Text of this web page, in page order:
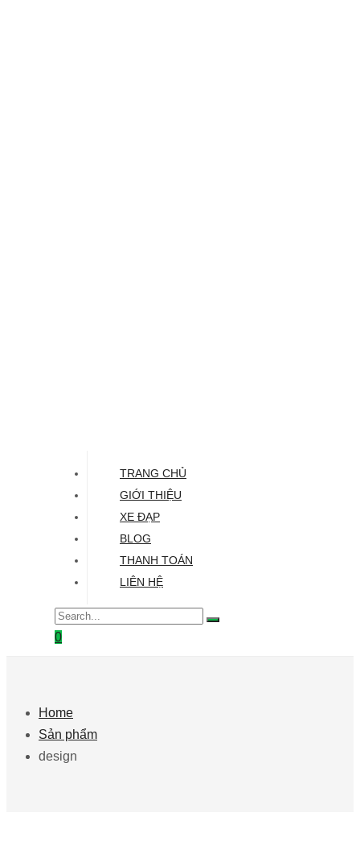
TRANG CHỦ
GIỚI THIỆU
XE ĐẠP
BLOG
THANH TOÁN
LIÊN HỆ
0
Home
Sản phẩm
design